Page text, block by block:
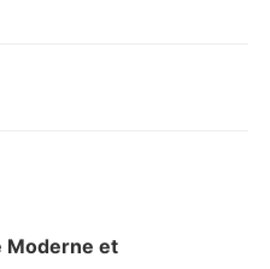
Moderne et